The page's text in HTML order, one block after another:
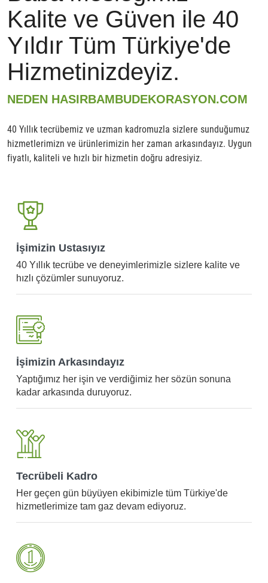
Kalite ve Güven ile 40
Yıldır Tüm Türkiye'de
Hizmetinizdeyiz.
NEDEN HASIRBAMBUDEKORASYON.COM
40 Yıllık tecrübemiz ve uzman kadromuzla sizlere sunduğumuz
hizmetlerimizn ve ürünlerimizin her zaman arkasındayız. Uygun
fiyatlı, kaliteli ve hızlı bir hizmetin doğru adresiyiz.
İşimizin Ustasıyız
40 Yıllık tecrübe ve deneyimlerimizle sizlere kalite ve
hızlı çözümler sunuyoruz.
İşimizin Arkasındayız
Yaptığımız her işin ve verdiğimiz her sözün sonuna
kadar arkasında duruyoruz.
Tecrübeli Kadro
Her geçen gün büyüyen ekibimizle tüm Türkiye'de
hizmetlerimize tam gaz devam ediyoruz.